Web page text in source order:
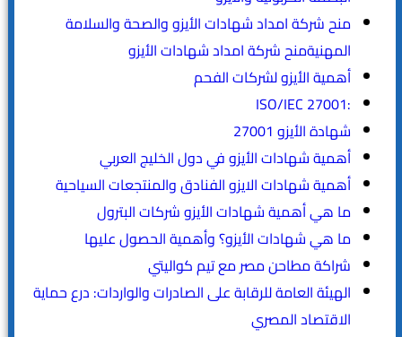
منح شركة امداد شهادات الأيزو والصحة والسلامة
المهنيةمنح شركة امداد شهادات الأيزو
أهمية الأيزو لشركات الفحم
:ISO/IEC 27001
شهادة الأيزو 27001
أهمية شهادات الأيزو في دول الخليج العربي
أهمية شهادات الايزو الفنادق والمنتجعات السياحية
ما هي أهمية شهادات الأيزو شركات البترول
ما هي شهادات الأيزو؟ وأهمية الحصول عليها
شراكة مطاحن مصر مع تيم كواليتي
الهيئة العامة للرقابة على الصادرات والواردات: درع حماية
الاقتصاد المصري